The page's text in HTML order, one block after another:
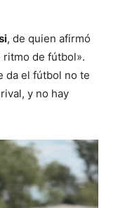
, de quien afirmó
ritmo de fútbol».
da el fútbol no te
y no hay